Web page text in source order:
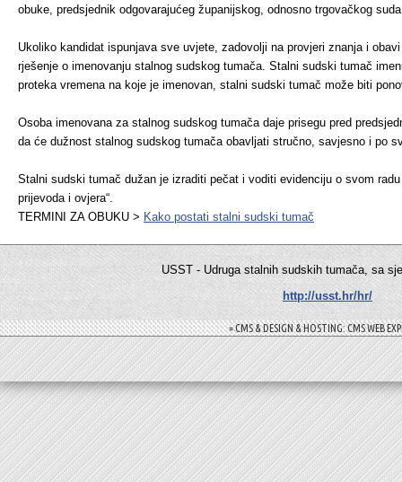
obuke, predsjednik odgovarajućeg županijskog, odnosno trgovačkog
Ukoliko kandidat ispunjava sve uvjete, zadovolji na provjeri znanja i
rješenje o imenovanju stalnog sudskog tumača. Stalni sudski tumač
proteka vremena na koje je imenovan, stalni sudski tumač može biti
Osoba imenovana za stalnog sudskog tumača daje prisegu pred
da će dužnost stalnog sudskog tumača obavljati stručno, savjesno i po
Stalni sudski tumač dužan je izraditi pečat i voditi evidenciju o svom
prijevoda i ovjera“.
TERMINI ZA OBUKU > Kako postati stalni sudski tumač
USST - Udruga stalnih sudskih tumača, sa
http://usst.hr/hr/
= CMS & DESIGN & HOSTING: CMS WEB